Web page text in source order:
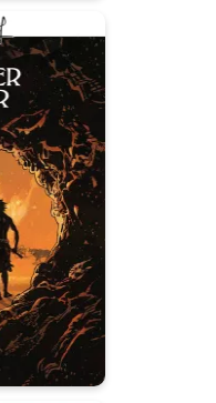
BD :
parution :
seul
femme,
sera